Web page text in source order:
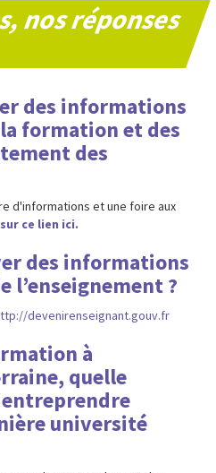
nos réponses
des informations
formation et des
des
d'informations et une foire aux
ce lien ici.
des informations
l’enseignement ?
devenirenseignant.gouv.fr
à
quelle
université